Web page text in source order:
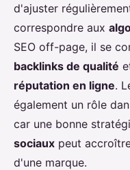
d'ajuster
correspondre aux
SEO off-page, il se
backlinks de qualité
réputation en ligne.
également un rôle
car une bonne
sociaux peut
d'une marque.